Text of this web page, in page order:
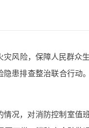
风险，保障人民群众
患排查整治联合行动
况，对消防控制室值